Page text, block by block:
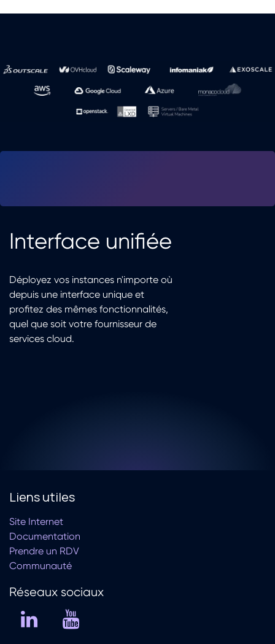
Interface uni​fiée
Déployez vos instances n'importe où
depuis une interface unique et
profitez des mêmes fonctionnalités,
quel que soit votre fournisseur de
services cloud.
Liens utiles
Site Internet
Documentation
Prendre un RDV
Communauté
Réseaux soc​iaux